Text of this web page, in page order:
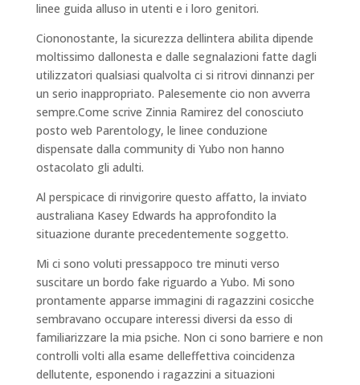
linee guida alluso in utenti e i loro genitori.
Ciononostante, la sicurezza dellintera abilita dipende
moltissimo dallonesta e dalle segnalazioni fatte dagli
utilizzatori qualsiasi qualvolta ci si ritrovi dinnanzi per
un serio inappropriato. Palesemente cio non avverra
sempre.Come scrive Zinnia Ramirez del conosciuto
posto web Parentology, le linee conduzione
dispensate dalla community di Yubo non hanno
ostacolato gli adulti.
Al perspicace di rinvigorire questo affatto, la inviato
australiana Kasey Edwards ha approfondito la
situazione durante precedentemente soggetto.
Mi ci sono voluti pressappoco tre minuti verso
suscitare un bordo fake riguardo a Yubo. Mi sono
prontamente apparse immagini di ragazzini cosicche
sembravano occupare interessi diversi da esso di
familiarizzare la mia psiche. Non ci sono barriere e non
controlli volti alla esame delleffettiva coincidenza
dellutente, esponendo i ragazzini a situazioni